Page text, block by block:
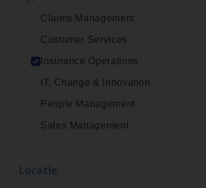
Claims Management
Customer Services
Insurance Operations
IT, Change & Innovation
People Management
Sales Management